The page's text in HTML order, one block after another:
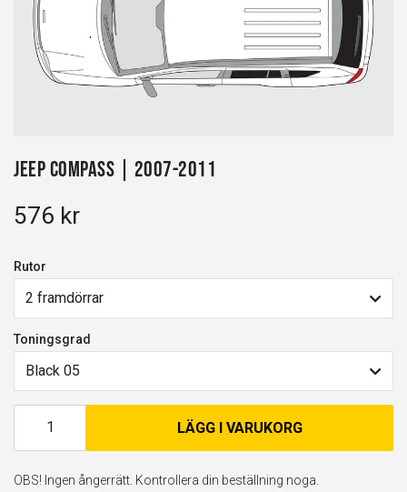
Jeep Compass | 2007-2011
576 kr
Rutor
2 framdörrar
Toningsgrad
Black 05
LÄGG I VARUKORG
OBS! Ingen ångerrätt. Kontrollera din beställning noga.